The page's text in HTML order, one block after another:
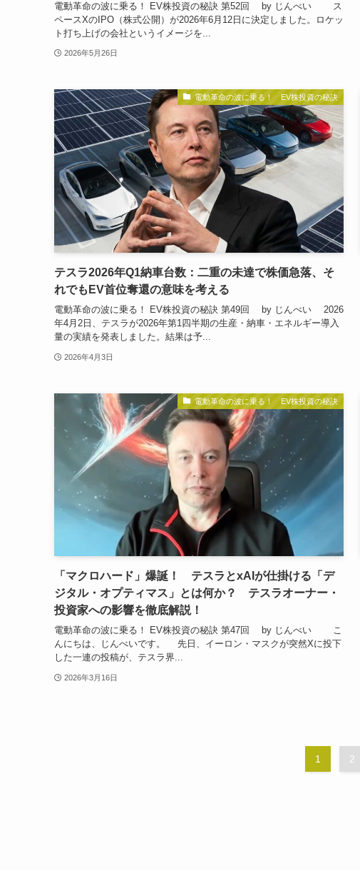
電動革命の波に乗る！ EV株投資の秘訣 第52回 by じんべい ス
ペースXのIPO（株式公開）が2026年6月12日に決定しました。ロケッ
ト打ち上げの会社というイメージを...
2026年5月26日
電動革命の波に乗る！ EV株投資の秘訣
テスラ2026年Q1納車台数：二重の未達で株価急落、そ
れでもEV首位奪還の意味を考える
電動革命の波に乗る！ EV株投資の秘訣 第49回 by じんべい 2026
年4月2日、テスラが2026年第1四半期の生産・納車・エネルギー導入
量の実績を発表しました。結果は予...
2026年4月3日
電動革命の波に乗る！ EV株投資の秘訣
「マクロハード」爆誕！ テスラとxAIが仕掛ける「デ
ジタル・オプティマス」とは何か？ テスラオーナー・
投資家への影響を徹底解説！
電動革命の波に乗る！ EV株投資の秘訣 第47回 by じんべい こ
んにちは、じんべいです。 先日、イーロン・マスクが突然Xに投下
した一連の投稿が、テスラ界...
2026年3月16日
1 2